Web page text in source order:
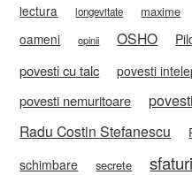
lectura longevitate maxime
oameni opinii OSHO
povesti cu talc povesti
povesti nemuritoare
Radu Costin Stefanescu
schimbare secrete sfaturi